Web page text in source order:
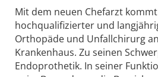
Mit dem neuen Chefarzt
hochqualifizierter und
Orthopäde und Unfallchirurg
Krankenhaus. Zu seinen
Endoprothetik. In seiner